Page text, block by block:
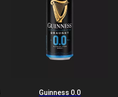
Guinness 0.0